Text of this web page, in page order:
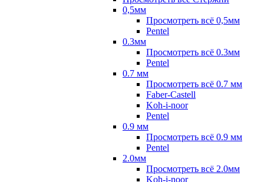
0,5мм
Просмотреть всё 0,5мм
Pentel
0.3мм
Просмотреть всё 0.3мм
Pentel
0.7 мм
Просмотреть всё 0.7 мм
Faber-Castell
Koh-i-noor
Pentel
0.9 мм
Просмотреть всё 0.9 мм
Pentel
2.0мм
Просмотреть всё 2.0мм
Koh-i-noor